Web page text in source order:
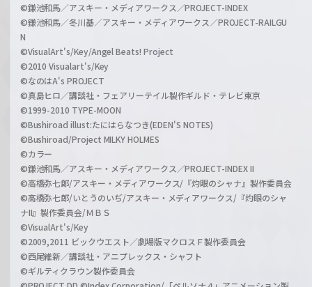
©鎌池和馬／アスキー・メディアワークス／PROJECT-INDEX
©鎌池和馬／冬川基／アスキー・メディアワークス／PROJECT-RAILGU
N
©VisualArt's/Key/Angel Beats! Project
©2010 Visualart's/Key
©なのはA's PROJECT
©真島ヒロ／講談社・フェアリーテイル製作ギルド・テレビ東京
©1999-2010 TYPE-MOON
©Bushiroad illust:たにはらなつき(EDEN'S NOTES)
©Bushiroad/Project MILKY HOLMES
©カラー
©鎌池和馬／アスキー・メディアワークス／PROJECT-INDEX II
©高橋弥七郎/アスキー・メディアワークス/『灼眼のシャナ』製作委員会
©高橋弥七郎/いとうのいぢ/アスキー・メディアワークス/『灼眼のシャ
ナII』製作委員会/ＭＢＳ
©VisualArt's/Key
©2009,2011 ビックウエスト／劇場版マクロスＦ製作委員会
©西尾維新／講談社・アニプレックス・シャフト
©ギルティクラウン製作委員会